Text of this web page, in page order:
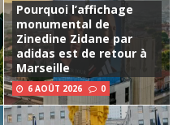
Pourquoi l’affichage
monumental de
Zinedine Zidane par
adidas est de retour à
Marseille
6 AOÛT 2026 0